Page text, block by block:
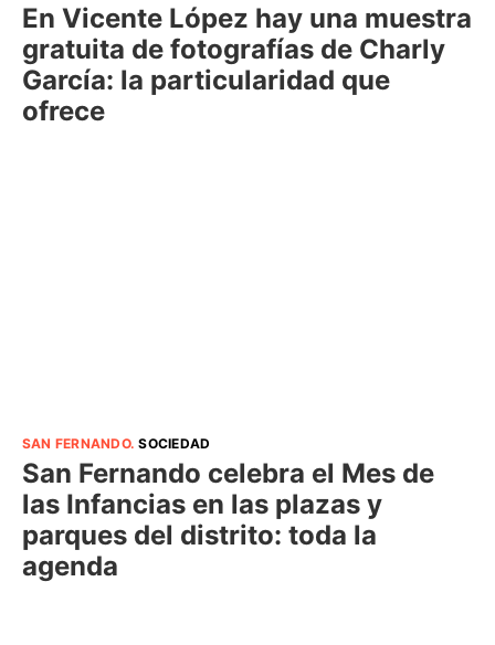
En Vicente López hay una muestra
gratuita de fotografías de Charly
García: la particularidad que
ofrece
SAN FERNANDO.SOCIEDAD
San Fernando celebra el Mes de
las Infancias en las plazas y
parques del distrito: toda la
agenda